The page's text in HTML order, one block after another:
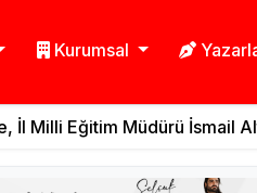
Kurumsal
Son
Müdürü İsmail Altınkaynak'ı